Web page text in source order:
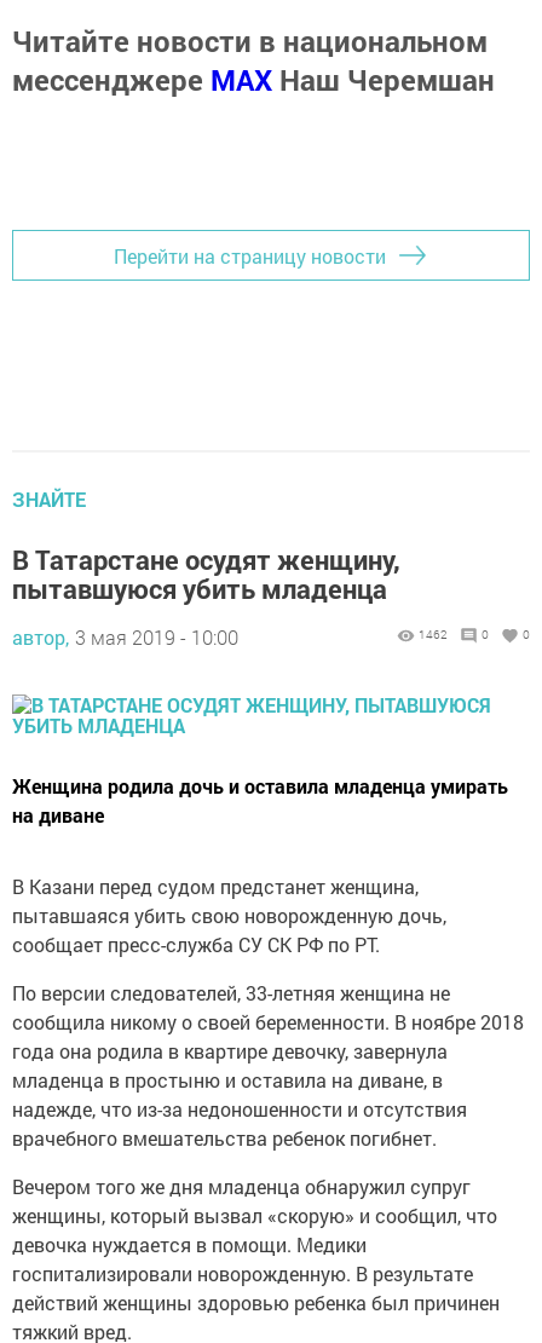
Читайте новости в национальном
мессенджере MАХ Наш Черемшан
Перейти на страницу новости
ЗНАЙТЕ
В Татарстане осудят женщину,
пытавшуюся убить младенца
автор, 3 мая 2019 - 10:00 1462 0 0
Женщина родила дочь и оставила младенца умирать
на диване
В Казани перед судом предстанет женщина,
пытавшаяся убить свою новорожденную дочь,
сообщает пресс-служба СУ СК РФ по РТ.
По версии следователей, 33-летняя женщина не
сообщила никому о своей беременности. В ноябре 2018
года она родила в квартире девочку, завернула
младенца в простыню и оставила на диване, в
надежде, что из-за недоношенности и отсутствия
врачебного вмешательства ребенок погибнет.
Вечером того же дня младенца обнаружил супруг
женщины, который вызвал «скорую» и сообщил, что
девочка нуждается в помощи. Медики
госпитализировали новорожденную. В результате
действий женщины здоровью ребенка был причинен
тяжкий вред.